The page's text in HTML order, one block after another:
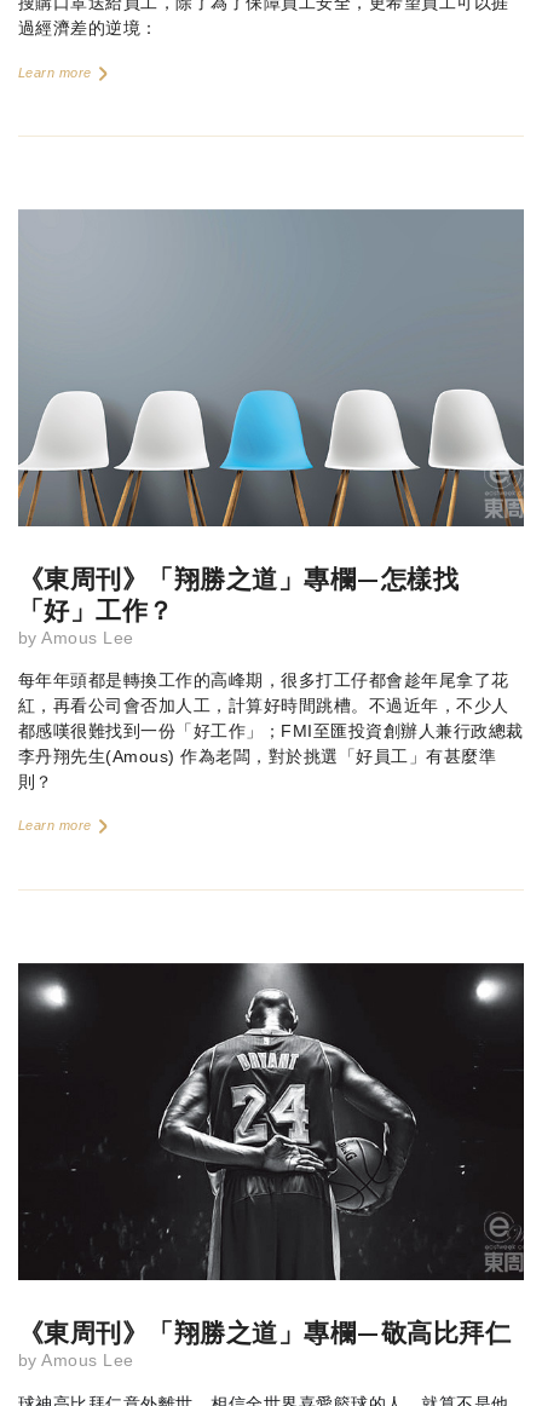
過經濟差的逆境：
Learn more
《東周刊》「翔勝之道」專欄—怎樣找
「好」工作？
by Amous Lee
每年年頭都是轉換工作的高峰期，很多打工仔都會趁年尾拿了花
紅，再看公司會否加人工，計算好時間跳槽。不過近年，不少人
都感嘆很難找到一份「好工作」；FMI至匯投資創辦人兼行政總裁
李丹翔先生(Amous) 作為老闆，對於挑選「好員工」有甚麼準
則？
Learn more
《東周刊》「翔勝之道」專欄—敬高比拜仁
by Amous Lee